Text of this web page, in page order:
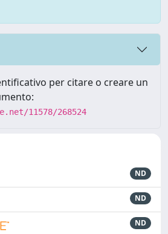
per citare o creare un
11578/268524
ND
ND
ND